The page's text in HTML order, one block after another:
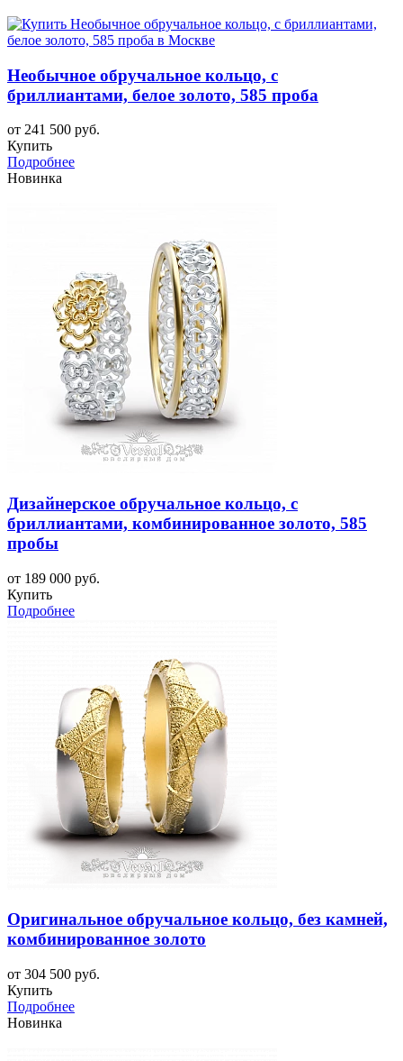
Необычное обручальное кольцо, с
бриллиантами, белое золото, 585 проба
от 241 500 руб.
Купить
Подробнее
Новинка
Дизайнерское обручальное кольцо, с
бриллиантами, комбинированное золото, 585
пробы
от 189 000 руб.
Купить
Подробнее
Оригинальное обручальное кольцо, без камней,
комбинированное золото
от 304 500 руб.
Купить
Подробнее
Новинка